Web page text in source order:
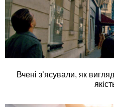
Вчені з’ясували, як